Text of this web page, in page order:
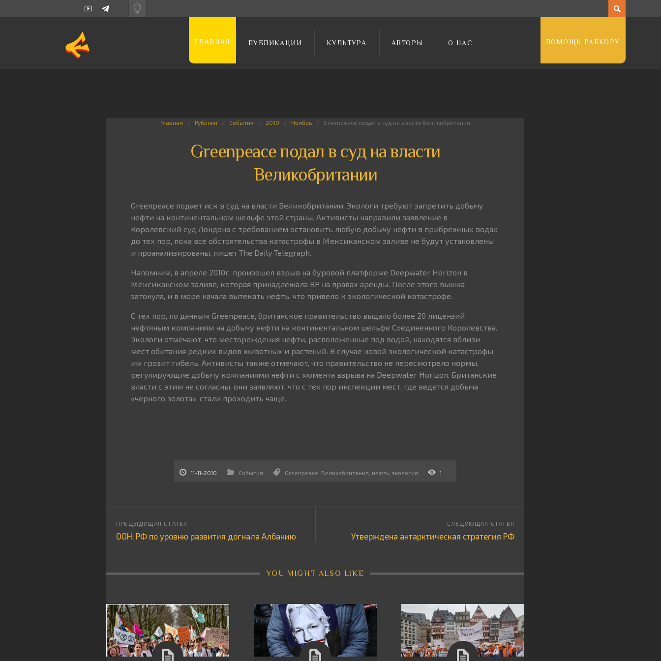
ГЛАВНАЯ ПУБЛИКАЦИИ КУЛЬТУРА АВТОРЫ О НАС ПОМОЩЬ РАБКОРУ
Главная Рубрики События 2010 Ноябрь Greenpeace подал в суд на власти Великобритании
Greenpeace подал в суд на власти
Великобритании
Greenpeace подает иск в суд на власти Великобритании. Экологи требуют запретить добычу
нефти на континентальном шельфе этой страны. Активисты направили заявление в
Королевский суд Лондона с требованием остановить любую добычу нефти в прибрежных водах
до тех пор, пока все обстоятельства катастрофы в Мексиканском заливе не будут установлены
и проанализированы, пишет The Daily Telegraph.
Напомним, в апреле 2010г. произошел взрыв на буровой платформе Deepwater Horizon в
Мексиканском заливе, которая принадлежала ВР на правах аренды. После этого вышка
затонула, и в море начала вытекать нефть, что привело к экологической катастрофе.
С тех пор, по данным Greenpeace, британское правительство выдало более 20 лицензий
нефтяным компаниям на добычу нефти на континентальном шельфе Соединенного Королевства.
Экологи отмечают, что месторождения нефти, расположенные под водой, находятся вблизи
мест обитания редких видов животных и растений. В случае новой экологической катастрофы
им грозит гибель. Активисты также отмечают, что правительство не пересмотрело нормы,
регулирующие добычу компаниями нефти с момента взрыва на Deepwater Horizon. Британские
власти с этим не согласны, они заявляют, что с тех пор инспекции мест, где ведется добыча
«черного золота», стали проходить чаще.
11-11-2010 События Greenpeace Великобритания нефть экология 1
ООН: РФ по уровню развития догнала Албанию Утверждена антарктическая стратегия РФ
YOU MIGHT ALSO LIKE